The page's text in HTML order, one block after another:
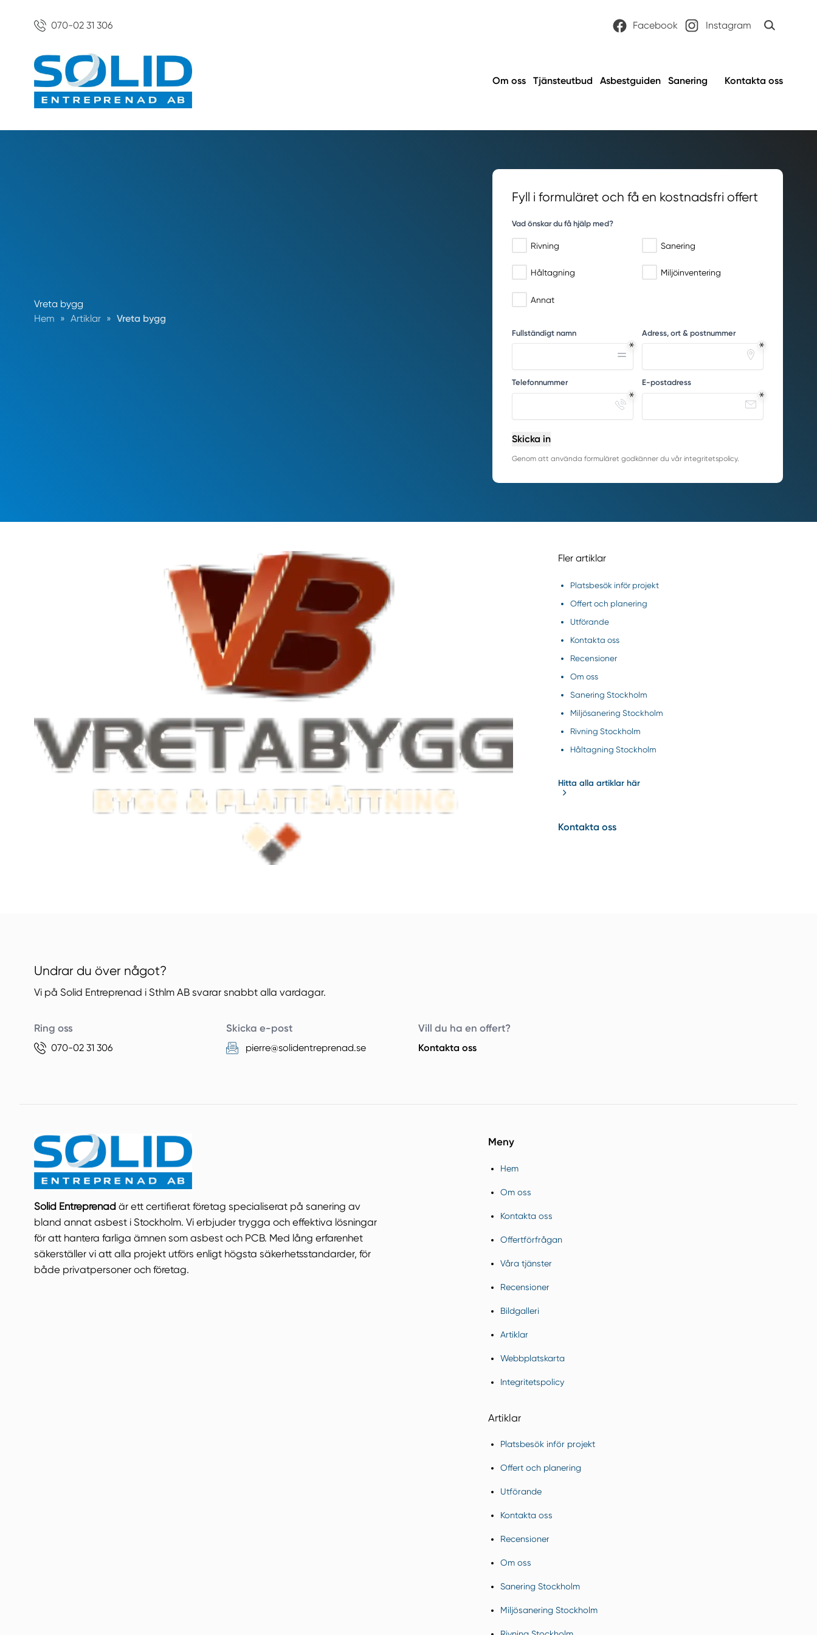
070-02 31 306 Facebook Instagram
Om oss Tjänsteutbud Asbestguiden Sanering Kontakta oss
Vreta bygg
Hem » Artiklar » Vreta bygg
Fyll i formuläret och få en kostnadsfri offert
Vad önskar du få hjälp med?
Rivning Sanering
Håltagning Miljöinventering
Annat
Fullständigt namn Adress, ort & postnummer
Telefonnummer E-postadress
Skicka in
Genom att använda formuläret godkänner du vår integritetspolicy.
Fler artiklar
Platsbesök inför projekt
Offert och planering
Utförande
Kontakta oss
Recensioner
Om oss
Sanering Stockholm
Miljösanering Stockholm
Rivning Stockholm
Håltagning Stockholm
Hitta alla artiklar här
Kontakta oss
Undrar du över något?
Vi på Solid Entreprenad i Sthlm AB svarar snabbt alla vardagar.
Ring oss
070-02 31 306
Skicka e-post
pierre@solidentreprenad.se
Vill du ha en offert?
Kontakta oss
Solid Entreprenad är ett certifierat företag specialiserat på sanering av
bland annat asbest i Stockholm. Vi erbjuder trygga och effektiva lösningar
för att hantera farliga ämnen som asbest och PCB. Med lång erfarenhet
säkerställer vi att alla projekt utförs enligt högsta säkerhetsstandarder, för
både privatpersoner och företag.
Meny
Hem
Om oss
Kontakta oss
Offertförfrågan
Våra tjänster
Recensioner
Bildgalleri
Artiklar
Webbplatskarta
Integritetspolicy
Artiklar
Platsbesök inför projekt
Offert och planering
Utförande
Kontakta oss
Recensioner
Om oss
Sanering Stockholm
Miljösanering Stockholm